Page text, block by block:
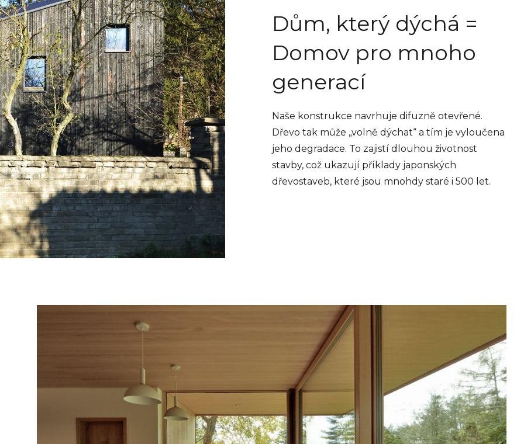
Dům, který dýchá =
Domov pro mnoho
generací
Naše konstrukce navrhuje difuzně otevřené.
Dřevo tak může „volně dýchat“ a tím je vyloučena
jeho degradace. To zajistí dlouhou životnost
stavby, což ukazují příklady japonských
dřevostaveb, které jsou mnohdy staré i 500 let.